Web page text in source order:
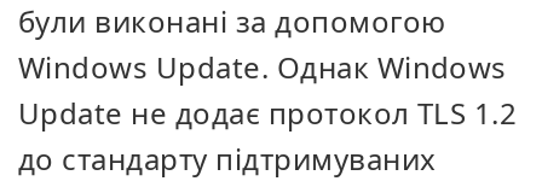
були виконані за допомогою
Windows Update. Однак Windows
Update не додає протокол TLS 1.2
до стандарту підтримуваних